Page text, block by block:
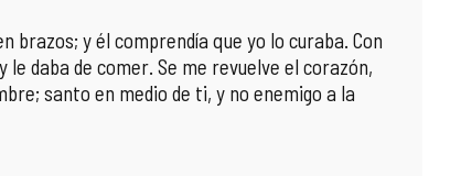
brazos; y él comprendía que yo lo curaba. Con
daba de comer. Se me revuelve el corazón,
santo en medio de ti, y no enemigo a la